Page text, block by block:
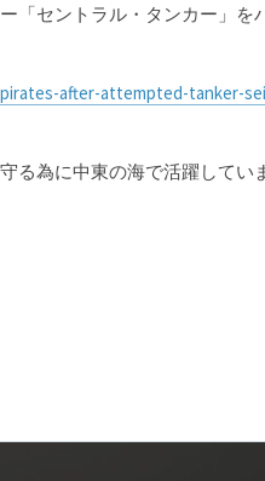
「セントラル・タンカー」を
after-attempted-tanker-
る為に中東の海で活躍してい